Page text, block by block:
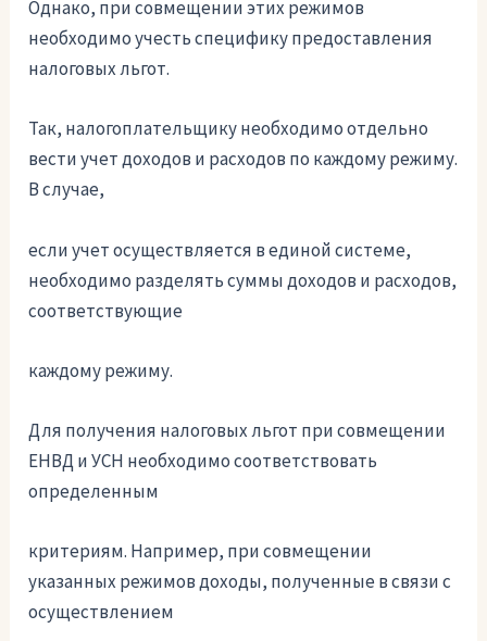
Однако, при совмещении этих режимов
необходимо учесть специфику предоставления
налоговых льгот.
Так, налогоплательщику необходимо отдельно
вести учет доходов и расходов по каждому режиму.
В случае,
если учет осуществляется в единой системе,
необходимо разделять суммы доходов и расходов,
соответствующие
каждому режиму.
Для получения налоговых льгот при совмещении
ЕНВД и УСН необходимо соответствовать
определенным
критериям. Например, при совмещении
указанных режимов доходы, полученные в связи с
осуществлением